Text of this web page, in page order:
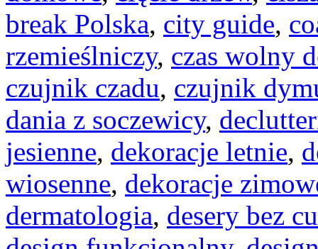
break Polska, city guide,
rzemieślniczy, czas wolny
czujnik czadu, czujnik
dania z soczewicy,
jesienne, dekoracje letnie,
wiosenne, dekoracje
dermatologia, desery bez